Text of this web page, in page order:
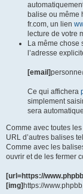
balise ou même
fr.com, un lien
lecture de votre
La même chose
l’adresse
[email]
Ce qui affichera
simplement
sera
Comme avec toutes
URL d’autres balises
Comme avec les
ouvrir et de les fermer
[url=https://
[img] https://